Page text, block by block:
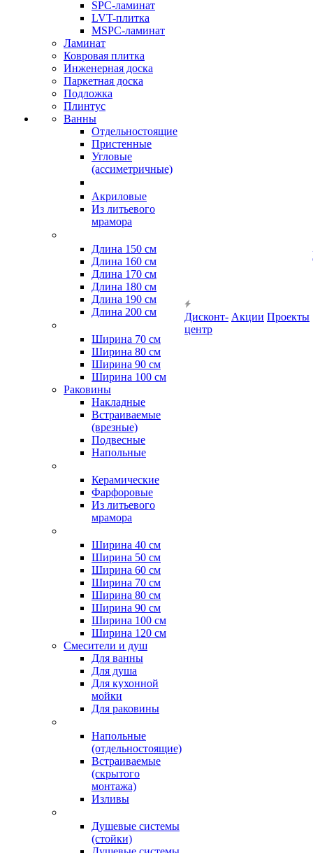
SPC-ламинат
LVT-плитка
MSPC-ламинат
Ламинат
Ковровая плитка
Инженерная доска
Паркетная доска
Подложка
Плинтус
Ванны
Отдельностоящие
Пристенные
Угловые
(ассиметричные)
Акриловые
Из литьевого
мрамора
Длина 150 см
Длина 160 см
Длина 170 см
Длина 180 см
Длина 190 см
Длина 200 см
Ширина 70 см
Ширина 80 см
Ширина 90 см
Ширина 100 см
Раковины
Накладные
Встраиваемые
(врезные)
Подвесные
Напольные
Керамические
Фарфоровые
Из литьевого
мрамора
Ширина 40 см
Ширина 50 см
Ширина 60 см
Ширина 70 см
Ширина 80 см
Ширина 90 см
Ширина 100 см
Ширина 120 см
Смесители и душ
Для ванны
Для душа
Для кухонной
мойки
Для раковины
Напольные
(отдельностоящие)
Встраиваемые
(скрытого
монтажа)
Изливы
Душевые системы
(стойки)
Дисконт-
центр
Акции Проекты